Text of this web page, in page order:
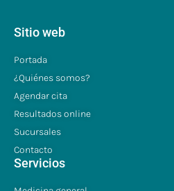
Sitio web
Portada
¿Quiénes somos?
Agendar cita
Resultados online
Sucursales
Contacto
Servicios